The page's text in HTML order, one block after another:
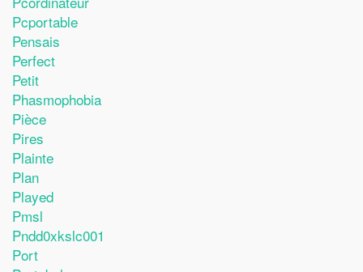
Pcportable
Pensais
Perfect
Petit
Phasmophobia
Pièce
Pires
Plainte
Plan
Played
Pmsl
Pndd0xkslc001
Port